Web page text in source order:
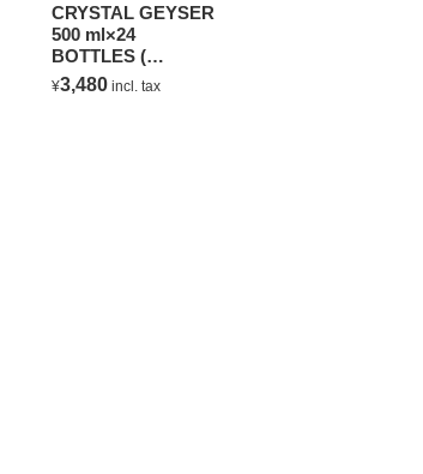
CRYSTAL GEYSER
500 ml×24
BOTTLES (
NATURAL
MINERAL WATER )
¥3,480 incl. tax